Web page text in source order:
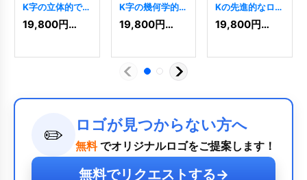
K字の立体的で先
進的な連結ロゴ
[11352 ]
19,800円(税込)
K字の幾何学的と
先進的ロゴ
[10402]
19,800円(税込)
Kの先進的なロゴ
[4231]
19,800円(税込)
✏️ ロゴが見つからない方へ
無料 でオリジナルロゴをご提案します！
無料でリクエストする→